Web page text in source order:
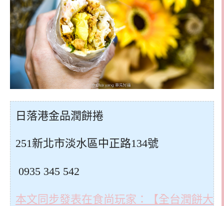
日落港金品潤餅捲
251新北市淡水區中正路134號
0935 345 542
本文同步發表在食尚玩家：【全台潤餅大